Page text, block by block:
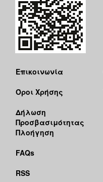
Επικοινωνία
Όροι Χρήσης
Δήλωση
Προσβασιμότητας
Πλοήγηση
FAQs
RSS